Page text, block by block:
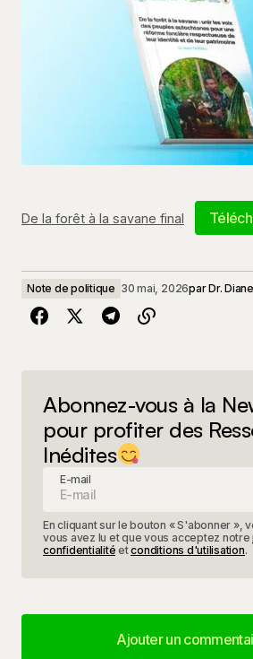
De la forêt à la savane final
Note de politique 30 mai, 2026parDr.
Abonnez-vous à la
pour profiter des
Inédites
E-mail
En cliquant sur le bouton « S'abonner »,
vous avez lu et que vous acceptez notre
confidentialité etconditions d'utilisation.
Ajouter un